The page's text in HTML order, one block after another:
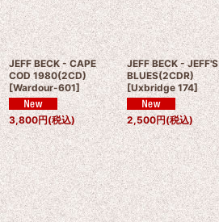
JEFF BECK - CAPE
COD 1980(2CD)
[Wardour-601]
3,800円(税込)
JEFF BECK - JEFF'S
BLUES(2CDR)
[Uxbridge 174]
2,500円(税込)